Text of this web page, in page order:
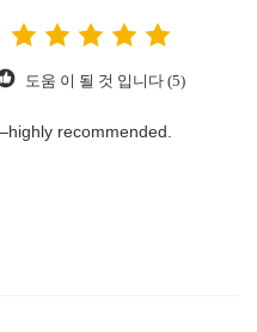
도움 이 될 것 입니다 (5)
recommended.